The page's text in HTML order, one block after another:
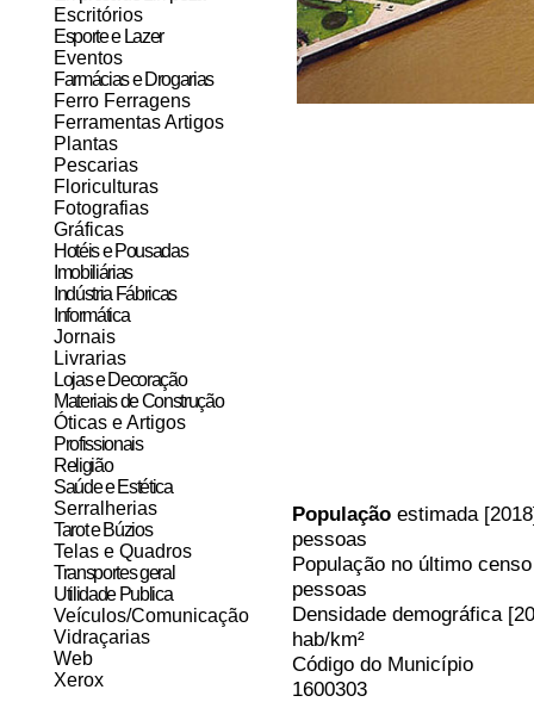
Escritórios
Esporte e Lazer
Eventos
Farmácias e Drogarias
Ferro Ferragens
Ferramentas Artigos
Plantas
Pescarias
Floriculturas
Fotografias
Gráficas
Hotéis e Pousadas
Imobiliárias
Indústria Fábricas
Informática
Jornais
Livrarias
Lojas e Decoração
Materiais de Construção
Óticas e Artigos
Profissionais
Religião
Saúde e Estética
Serralherias
Tarot e Búzios
Telas e Quadros
Transportes geral
Utilidade Publica
Veículos/Comunicação
Vidraçarias
Web
Xerox
População estimada
pessoas
População no último
pessoas
Densidade demográfica
hab/km²
Código do Município
1600303